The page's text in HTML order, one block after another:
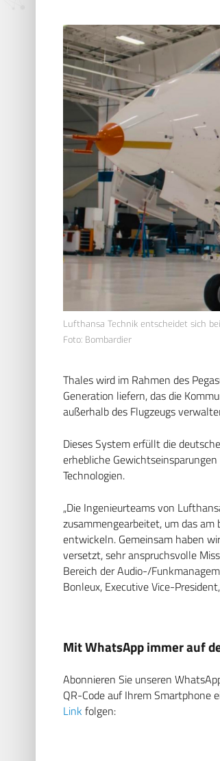
Lufthansa Technik entscheidet sich
Foto: Bombardier
Thales wird im Rahmen des
Generation liefern, das die
außerhalb des Flugzeugs
Dieses System erfüllt die
erhebliche
Technologien.
„Die Ingenieurteams von
zusammengearbeitet, um das
entwickeln. Gemeinsam haben
versetzt, sehr anspruchsvolle
Bereich der Audio-/
Bonleux, Executive Vice-President,
Mit WhatsApp immer auf
Abonnieren Sie unseren
QR-Code auf Ihrem Smartphone
Link folgen: